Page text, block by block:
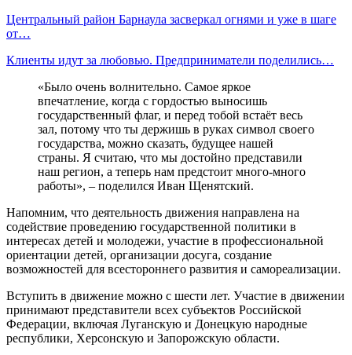
Центральный район Барнаула засверкал огнями и уже в шаге
от…
Клиенты идут за любовью. Предприниматели поделились…
«Было очень волнительно. Самое яркое
впечатление, когда с гордостью выносишь
государственный флаг, и перед тобой встаёт весь
зал, потому что ты держишь в руках символ своего
государства, можно сказать, будущее нашей
страны. Я считаю, что мы достойно представили
наш регион, а теперь нам предстоит много-много
работы», – поделился Иван Щенятский.
Напомним, что деятельность движения направлена на
содействие проведению государственной политики в
интересах детей и молодежи, участие в профессиональной
ориентации детей, организации досуга, создание
возможностей для всестороннего развития и самореализации.
Вступить в движение можно с шести лет. Участие в движении
принимают представители всех субъектов Российской
Федерации, включая Луганскую и Донецкую народные
республики, Херсонскую и Запорожскую области.